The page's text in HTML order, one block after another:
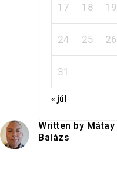
17 18 19
24 25 26
31
« júl
Written by Mátay
Balázs